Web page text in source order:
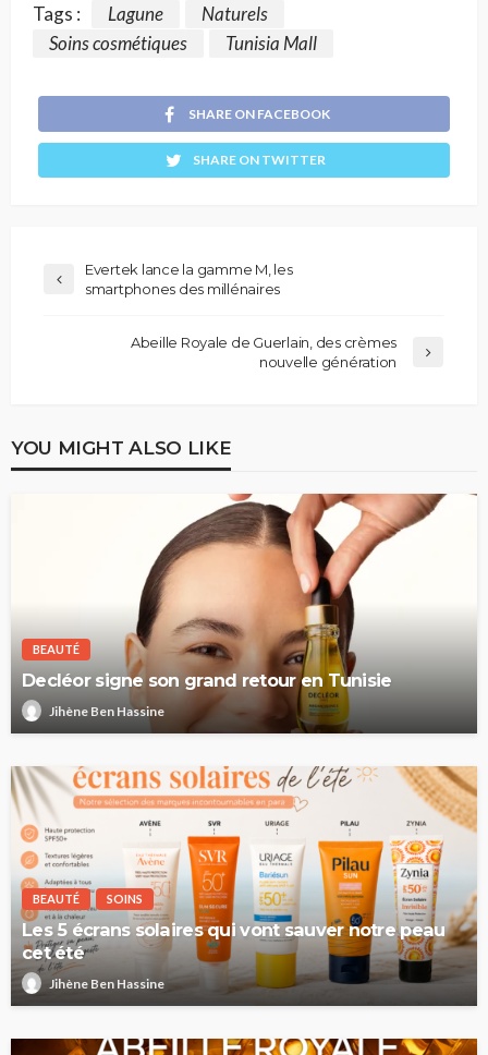
Tags : Lagune
Naturels
Soins cosmétiques
Tunisia Mall
SHARE ON FACEBOOK
SHARE ON TWITTER
Evertek lance la gamme M, les
smartphones des millénaires
Abeille Royale de Guerlain, des crèmes
nouvelle génération
YOU MIGHT ALSO LIKE
BEAUTÉ
Decléor signe son grand retour en Tunisie
Jihène Ben Hassine
BEAUTÉ SOINS
Les 5 écrans solaires qui vont sauver notre peau
cet été
Jihène Ben Hassine